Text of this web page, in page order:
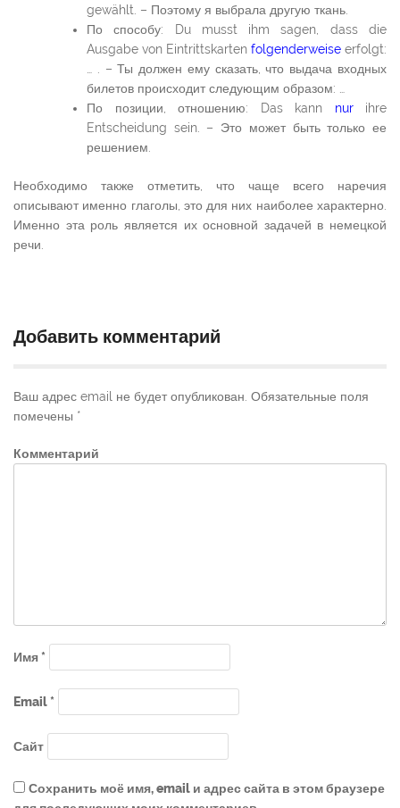
gewählt. – Поэтому я выбрала другую ткань.
По способу: Du musst ihm sagen, dass die
Ausgabe von Eintrittskarten folgenderweise erfolgt:
… . – Ты должен ему сказать, что выдача входных
билетов происходит следующим образом: …
По позиции, отношению: Das kann nurihre
Entscheidung sein. – Это может быть только ее
решением.
Необходимо также отметить, что чаще всего наречия
описывают именно глаголы, это для них наиболее характерно.
Именно эта роль является их основной задачей в немецкой
речи.
Добавить комментарий
Ваш адрес email не будет опубликован. Обязательные поля
помечены *
Комментарий
Имя*
Email*
Сайт
Сохранить моё имя, email и адрес сайта в этом браузере